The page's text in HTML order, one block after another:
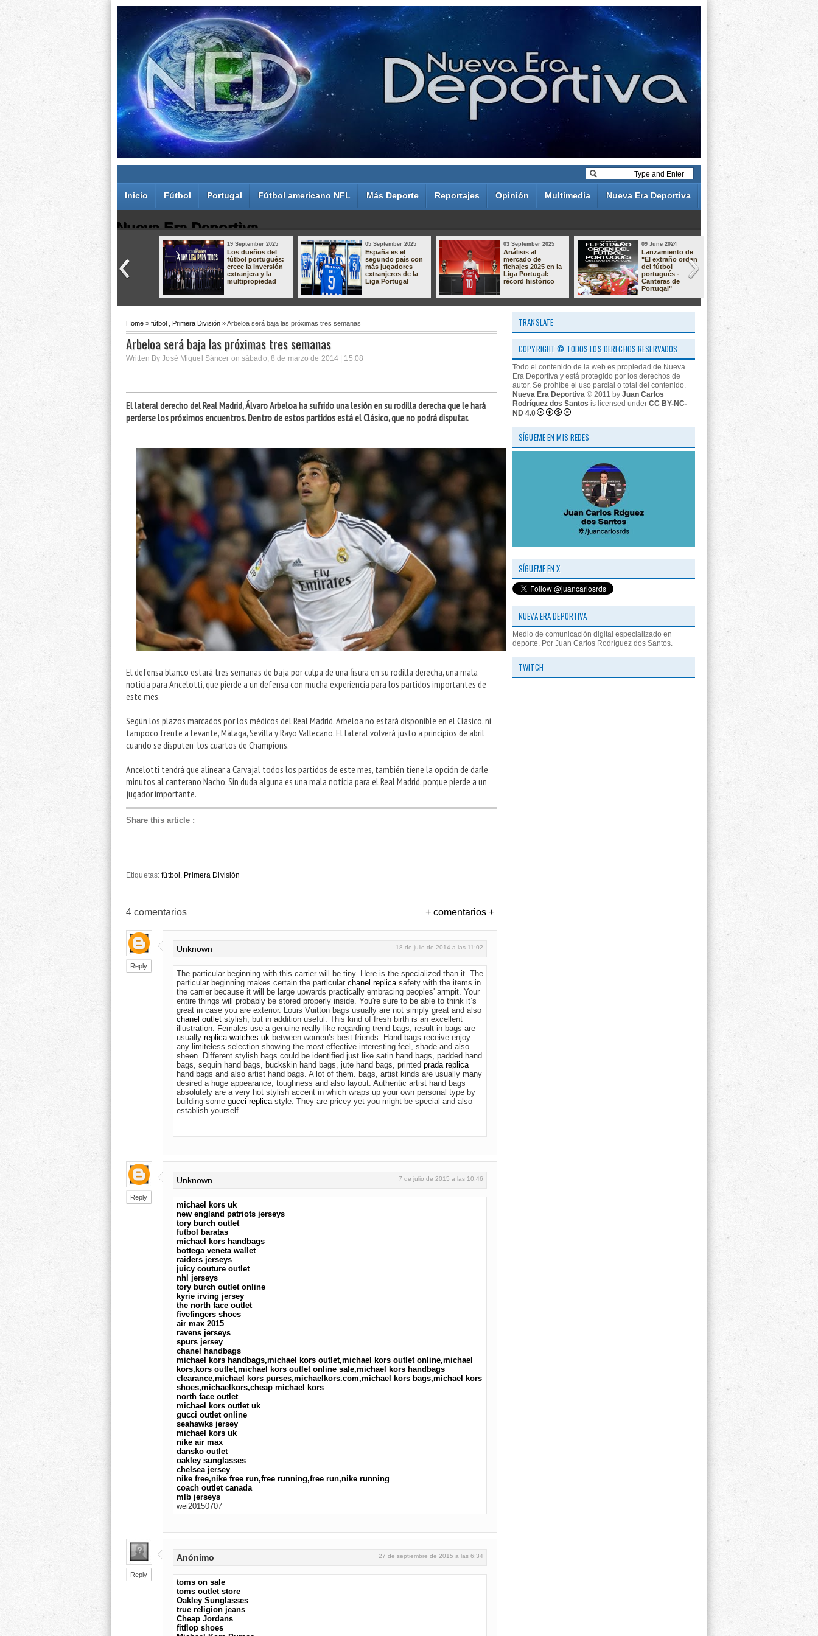
Inicio Fútbol Portugal Fútbol americano NFL Más Deporte Reportajes Opinión Multimedia Nueva Era Deportiva
Nueva Era Deportiva
Juan Carlos Rodríguez dos Santos
19 September 2025
Los dueños del
fútbol portugués:
crece la inversión
extranjera y la
multipropiedad
05 September 2025
España es el
segundo país con
más jugadores
extranjeros de la
Liga Portugal
03 September 2025
Análisis al
mercado de
fichajes 2025 en la
Liga Portugal:
récord histórico
09 June 2024
Lanzamiento de
"El extraño orden
del fútbol
portugués -
Canteras de
Portugal"
19 May 2024
Análisis de
Liga
23/24:
Home » fútbol Primera División » Arbeloa será baja las próximas tres semanas
Arbeloa será baja las próximas tres semanas
Written By José Miguel Sáncer on sábado, 8 de marzo de 2014 | 15:08
El lateral derecho del Real Madrid, Álvaro Arbeloa ha sufrido una lesión en su rodilla derecha que le hará
perderse los próximos encuentros. Dentro de estos partidos está el Clásico, que no podrá disputar.
El defensa blanco estará tres semanas de baja por culpa de una fisura en su rodilla derecha, una mala
noticia para Ancelotti, que pierde a un defensa con mucha experiencia para los partidos importantes de
este mes.
Según los plazos marcados por los médicos del Real Madrid, Arbeloa no estará disponible en el Clásico, ni
tampoco frente a Levante, Málaga, Sevilla y Rayo Vallecano. El lateral volverá justo a principios de abril
cuando se disputen los cuartos de Champions.
Ancelotti tendrá que alinear a Carvajal todos los partidos de este mes, también tiene la opción de darle
minutos al canterano Nacho. Sin duda alguna es una mala noticia para el Real Madrid, porque pierde a un
jugador importante.
Share this article :
Etiquetas:fútbol , Primera División
+ comentarios +
4 comentarios
Reply
Unknown 18 de julio de 2014 a las 11:02
The particular beginning with this carrier will be tiny. Here is the specialized than it. The
particular beginning makes certain the particular chanel replicasafety with the items in
the carrier because it will be large upwards practically embracing peoples' armpit. Your
entire things will probably be stored properly inside. You're sure to be able to think it’s
great in case you are exterior. Louis Vuitton bags usually are not simply great and also
chanel outlet stylish, but in addition useful. This kind of fresh birth is an excellent
illustration. Females use a genuine really like regarding trend bags, result in bags are
usually replica watches uk between women’s best friends. Hand bags receive enjoy
any limiteless selection showing the most effective interesting feel, shade and also
sheen. Different stylish bags could be identified just like satin hand bags, padded hand
bags, sequin hand bags, buckskin hand bags, jute hand bags, printed prada replica
hand bags and also artist hand bags. A lot of them. bags, artist kinds are usually many
desired a huge appearance, toughness and also layout. Authentic artist hand bags
absolutely are a very hot stylish accent in which wraps up your own personal type by
building some gucci replicastyle. They are pricey yet you might be special and also
establish yourself.
Reply
Unknown 7 de julio de 2015 a las 10:46
michael kors uk
new england patriots jerseys
tory burch outlet
futbol baratas
michael kors handbags
bottega veneta wallet
raiders jerseys
juicy couture outlet
nhl jerseys
tory burch outlet online
kyrie irving jersey
the north face outlet
fivefingers shoes
air max 2015
ravens jerseys
spurs jersey
chanel handbags
michael kors handbags,michael kors outlet,michael kors outlet online,michael
kors,kors outlet,michael kors outlet online sale,michael kors handbags
clearance,michael kors purses,michaelkors.com,michael kors bags,michael kors
shoes,michaelkors,cheap michael kors
north face outlet
michael kors outlet uk
gucci outlet online
seahawks jersey
michael kors uk
nike air max
dansko outlet
oakley sunglasses
chelsea jersey
nike free,nike free run,free running,free run,nike running
coach outlet canada
mlb jerseys
wei20150707
Reply
Anónimo 27 de septiembre de 2015 a las 6:34
toms on sale
toms outlet store
Oakley Sunglasses
true religion jeans
Cheap Jordans
fitflop shoes
TRANSLATE
COPYRIGHT © TODOS LOS DERECHOS RESERVADOS
Todo el contenido de la web es propiedad de Nueva
Era Deportiva y está protegido por los derechos de
autor. Se prohíbe el uso parcial o total del contenido.
Nueva Era Deportiva © 2011 by Juan Carlos
Rodríguez dos Santos is licensed under CC BY-NC-
ND 4.0
SÍGUEME EN MIS REDES
SÍGUEME EN X
NUEVA ERA DEPORTIVA
Medio de comunicación digital especializado en
deporte. Por Juan Carlos Rodríguez dos Santos.
TWITCH